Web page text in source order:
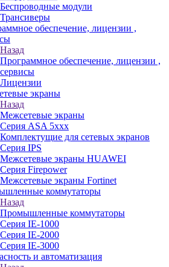
Беспроводные модули
Трансиверы
обеспечение, лицензии ,
Назад
Программное обеспечение, лицензии ,
сервисы
Лицензии
экраны
Назад
Межсетевые экраны
Серия ASA 5xxx
Комплектущие для сетевых экранов
Серия IPS
Межсетевые экраны HUAWEI
Серия Firepower
Межсетевые экраны Fortinet
коммутаторы
Назад
Промышленные коммутаторы
Серия IE-1000
Серия IE-2000
Серия IE-3000
и автоматизация